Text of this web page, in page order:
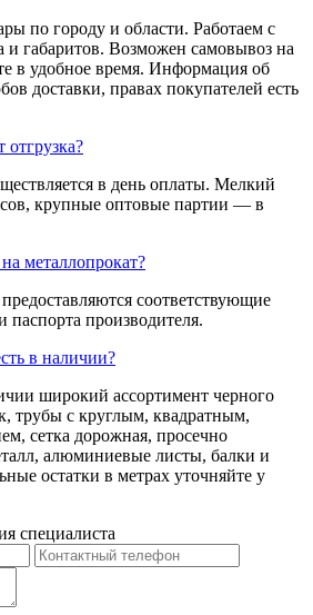
по городу и области. Работаем с
и габаритов. Возможен самовывоз на
в удобное время. Информация об
доставки, правах покупателей есть
в день оплаты. Мелкий
крупные оптовые партии — в
металлопрокат?
соответствующие
паспорта производителя.
в наличии?
широкий ассортимент черного
трубы с круглым, квадратным,
сетка дорожная, просечно
алюминиевые листы, балки и
остатки в метрах уточняйте у
специалиста